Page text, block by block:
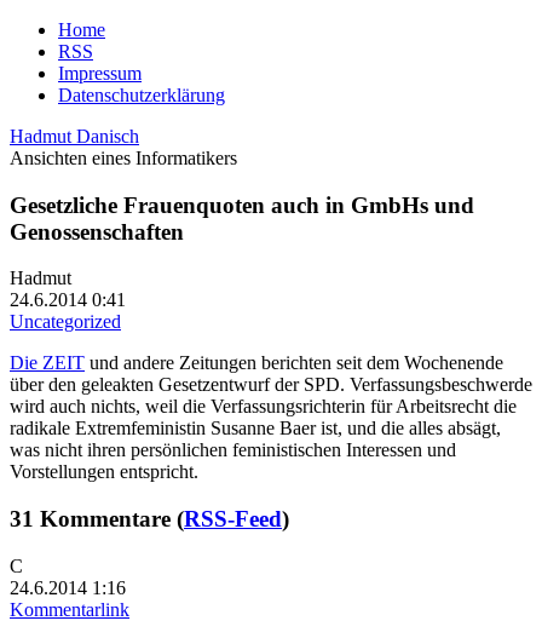
Home
RSS
Impressum
Datenschutzerklärung
Hadmut Danisch
Ansichten eines Informatikers
Gesetzliche Frauenquoten auch in GmbHs und
Genossenschaften
Hadmut
24.6.2014 0:41
Uncategorized
Die ZEIT und andere Zeitungen berichten seit dem Wochenende
über den geleakten Gesetzentwurf der SPD. Verfassungsbeschwerde
wird auch nichts, weil die Verfassungsrichterin für Arbeitsrecht die
radikale Extremfeministin Susanne Baer ist, und die alles absägt,
was nicht ihren persönlichen feministischen Interessen und
Vorstellungen entspricht.
31 Kommentare (RSS-Feed)
C
24.6.2014 1:16
Kommentarlink